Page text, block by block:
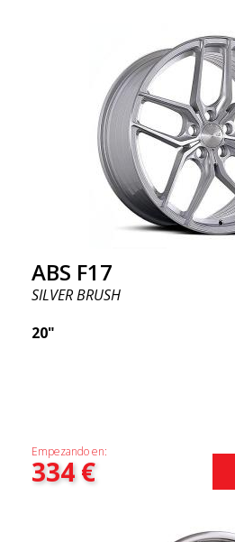
ABS F17
SILVER BRUSH
20"
Empezando en:
334€